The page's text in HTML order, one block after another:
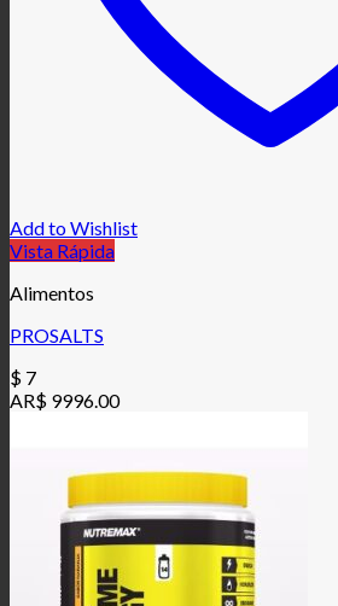
Add to Wishlist
Vista Rápida
Alimentos
PROSALTS
$ 7
AR$ 9996.00